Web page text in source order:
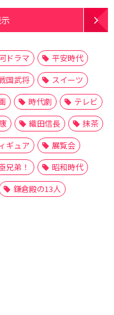
ドラマ
平安時代
国武将
スイーツ
時代劇
テレビ
織田信長
抹茶
ギュア
展覧会
兄弟！
昭和時代
鎌倉殿の13人